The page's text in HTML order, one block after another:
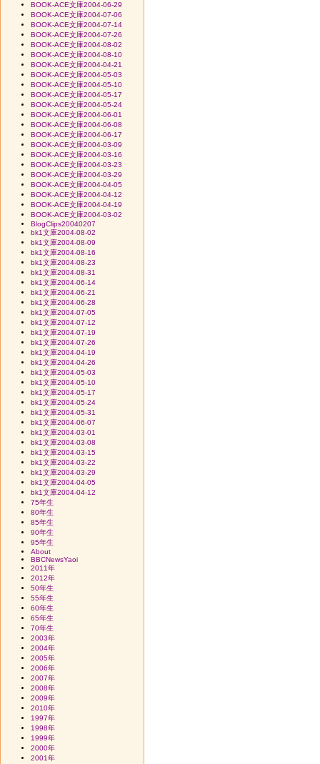
BOOK-ACE文庫2004-06-29
BOOK-ACE文庫2004-07-06
BOOK-ACE文庫2004-07-14
BOOK-ACE文庫2004-07-26
BOOK-ACE文庫2004-08-02
BOOK-ACE文庫2004-08-10
BOOK-ACE文庫2004-04-21
BOOK-ACE文庫2004-05-03
BOOK-ACE文庫2004-05-10
BOOK-ACE文庫2004-05-17
BOOK-ACE文庫2004-05-24
BOOK-ACE文庫2004-06-01
BOOK-ACE文庫2004-06-08
BOOK-ACE文庫2004-06-17
BOOK-ACE文庫2004-03-09
BOOK-ACE文庫2004-03-16
BOOK-ACE文庫2004-03-23
BOOK-ACE文庫2004-03-29
BOOK-ACE文庫2004-04-05
BOOK-ACE文庫2004-04-12
BOOK-ACE文庫2004-04-19
BOOK-ACE文庫2004-03-02
BlogClips20040207
bk1文庫2004-08-02
bk1文庫2004-08-09
bk1文庫2004-08-16
bk1文庫2004-08-23
bk1文庫2004-08-31
bk1文庫2004-06-14
bk1文庫2004-06-21
bk1文庫2004-06-28
bk1文庫2004-07-05
bk1文庫2004-07-12
bk1文庫2004-07-19
bk1文庫2004-07-26
bk1文庫2004-04-19
bk1文庫2004-04-26
bk1文庫2004-05-03
bk1文庫2004-05-10
bk1文庫2004-05-17
bk1文庫2004-05-24
bk1文庫2004-05-31
bk1文庫2004-06-07
bk1文庫2004-03-01
bk1文庫2004-03-08
bk1文庫2004-03-15
bk1文庫2004-03-22
bk1文庫2004-03-29
bk1文庫2004-04-05
bk1文庫2004-04-12
75年生
80年生
85年生
90年生
95年生
About
BBCNewsYaoi
2011年
2012年
50年生
55年生
60年生
65年生
70年生
2003年
2004年
2005年
2006年
2007年
2008年
2009年
2010年
1997年
1998年
1999年
2000年
2001年